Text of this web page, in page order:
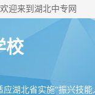
欢迎来到湖北中专网
校
湖北省实施“振兴技